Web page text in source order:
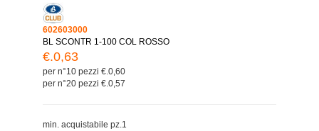
602603000
BL SCONTR 1-100 COL ROSSO
€.0,63
per n°10 pezzi €.0,60
per n°20 pezzi €.0,57
min. acquistabile pz.1